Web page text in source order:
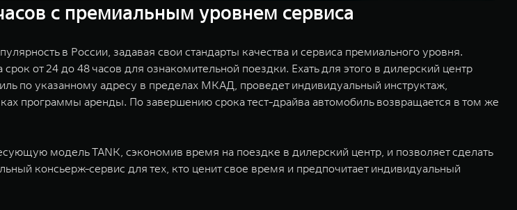
с премиальным уровнем сервиса
в России, задавая свои стандарты качества и сервиса премиального уровня.
от 24 до 48 часов для ознакомительной поездки. Ехать для этого в дилерский центр
по указанному адресу в пределах МКАД, проведет индивидуальный инструктаж,
программы аренды. По завершению срока тест-драйва автомобиль возвращается в том же
модель TANK, сэкономив время на поездке в дилерский центр, и позволяет сделать
консьерж-сервис для тех, кто ценит свое время и предпочитает индивидуальный